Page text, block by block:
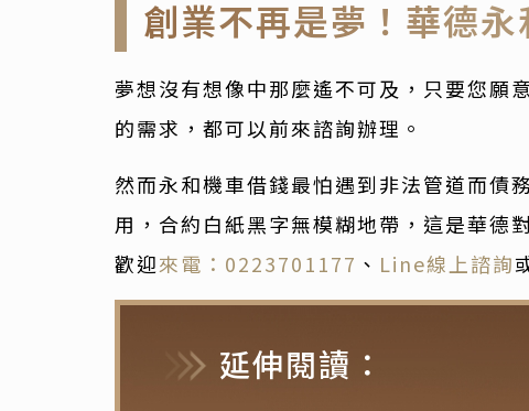
創業不再是夢！華德
夢想沒有想像中那麼遙不可及，只要您願
的需求，都可以前來諮詢辦理。
然而永和機車借錢最怕遇到非法管道而債
用，合約白紙黑字無模糊地帶，這是華德
歡迎來電：0223701177 、 Line線上諮詢
延伸閱讀：